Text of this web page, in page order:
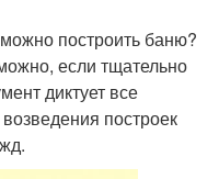
построить баню?
если тщательно
диктует все
построек